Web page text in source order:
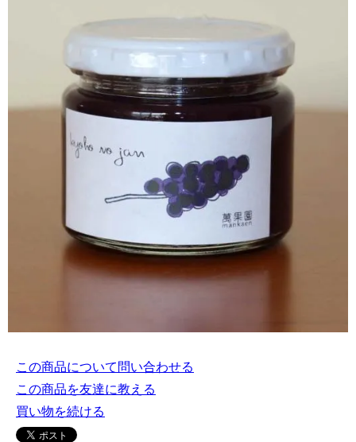
この商品について問い合わせる
この商品を友達に教える
買い物を続ける